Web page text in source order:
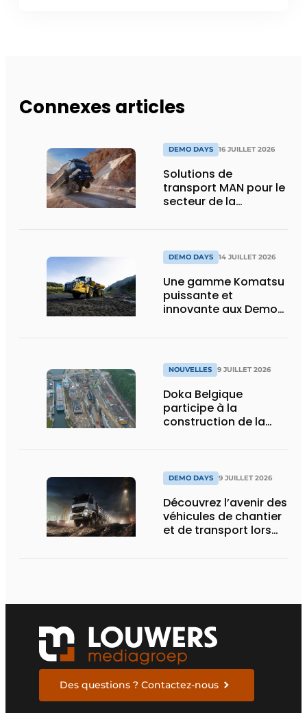
Connexes articles
DEMO DAYS 16 JUILLET 2026
Solutions de
transport MAN pour le
secteur de la
DEMO DAYS 14 JUILLET 2026
Une gamme Komatsu
puissante et
innovante aux Demo
NOUVELLES 9 JUILLET 2026
Doka Belgique
participe à la
construction de la
DEMO DAYS 9 JUILLET 2026
Découvrez l’avenir des
véhicules de chantier
et de transport lors
Des questions ? Contactez-nous